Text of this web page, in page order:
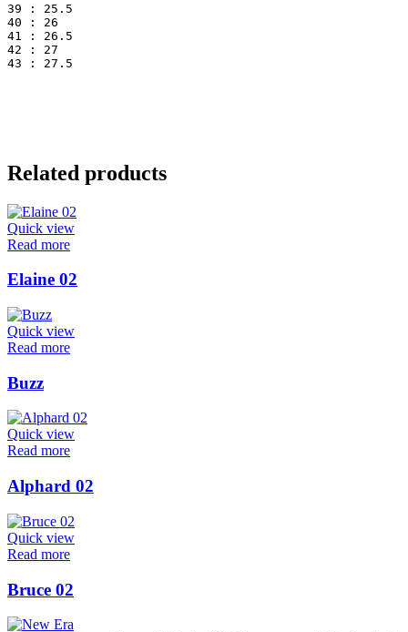
39 : 25.5
40 : 26
41 : 26.5
42 : 27
43 : 27.5
Related products
Quick view
Read more
Elaine 02
Quick view
Read more
Buzz
Quick view
Read more
Alphard 02
Quick view
Read more
Bruce 02